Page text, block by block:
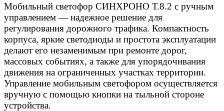
Мобильный светофор СИНХРОНО Т.8.2 с ручным
управлением — надежное решение для
регулирования дорожного трафика. Компактность
корпуса, яркие светодиоды и простота эксплуатации
делают его незаменимым при ремонте дорог,
массовых событиях, а также для упорядочивания
движения на ограниченных участках территории.
Управление мобильным светофором осуществляется
вручную с помощью кнопки на тыльной стороне
устройства.